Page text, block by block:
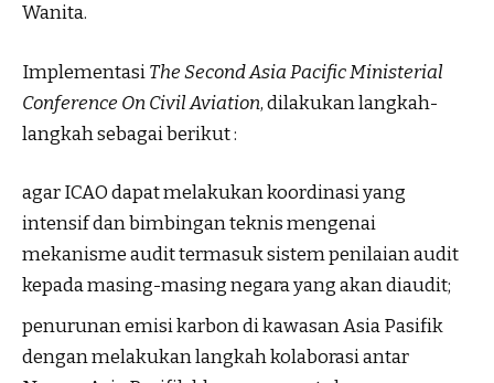
Wanita.
ImplementasiThe Second Asia Pacific Ministerial
Conference On Civil Aviation, dilakukan langkah-
langkah sebagai berikut :
agar ICAO dapat melakukan koordinasi yang
intensif dan bimbingan teknis mengenai
mekanisme audit termasuk sistem penilaian audit
kepada masing-masing negara yang akan diaudit;
penurunan emisi karbon di kawasan Asia Pasifik
dengan melakukan langkah kolaborasi antar